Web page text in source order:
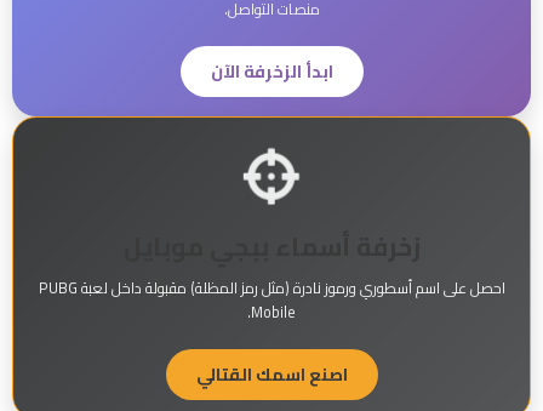
منصات التواصل.
ابدأ الزخرفة الآن
احصل على اسم أسطوري ورموز نادرة (مثل رمز المظلة) مقبولة داخل لعبة PUBG
Mobile.
اصنع اسمك القتالي